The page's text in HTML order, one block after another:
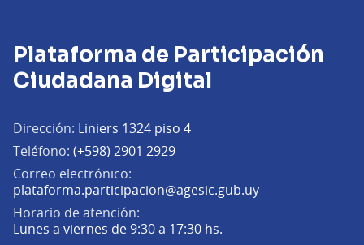
Plataforma de Participación
Ciudadana Digital
Dirección: Liniers 1324 piso 4
Teléfono: (+598) 2901 2929
Correo electrónico:
plataforma.participacion@agesic.gub.uy(Abrir en una
Horario de atención:
Lunes a viernes de 9:30 a 17:30 hs.